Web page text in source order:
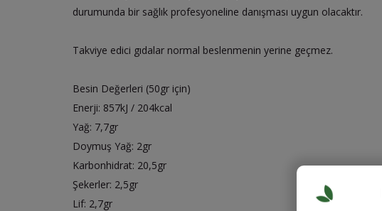
durumunda bir sağlık profesyoneline danışması uygun olacaktır.
Takviye edici gıdalar normal beslenmenin yerine geçmez.
Besin Değerleri (50gr için)
Enerji: 857kJ / 204kcal
Yağ: 7,7gr
Doymuş Yağ: 2gr
Karbonhidrat: 20,5gr
Şekerler: 2,5gr
Lif: 2,7gr